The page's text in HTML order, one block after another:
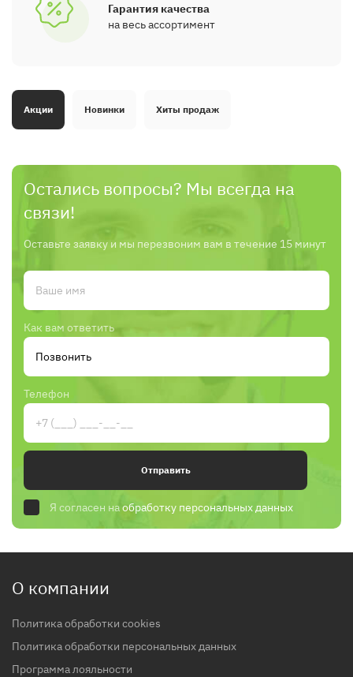
Гарантия качества
на весь ассортимент
Акции Новинки Хиты продаж
Остались вопросы? Мы всегда на
связи!
Оставьте заявку и мы перезвоним вам в течение 15 минут
Как вам ответить
Телефон
Отправить
Я согласен наобработку персональных данных
О компании
Политика обработки cookies
Политика обработки персональных данных
Программа лояльности